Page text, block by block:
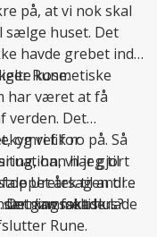
på, at vi nok skal
sælge huset. Det
havde grebet ind
Rune.
kosmetiske
har været at få
verden. Det
for
han har gjort
Uretek til andre
sætningsskader.
og vi fik ro på. Så
vil jeg til
årsagen til
Detkanfaktisk lade
Rune.
gammelt hus?